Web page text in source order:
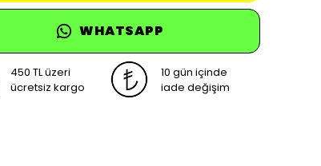
WHATSAPP
450 TL üzeri
ücretsiz kargo
10 gün içinde
iade değişim